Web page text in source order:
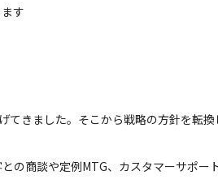
す
きました。そこから戦略の方針を転換
の商談や定例MTG、カスタマーサポー